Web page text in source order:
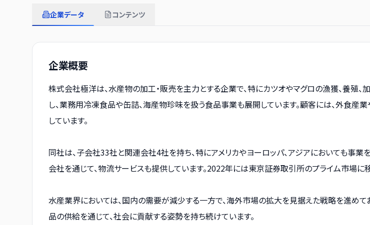
企業データ コンテンツ
企業概要
株式会社極洋は、水産物の加工・販売を主力とする企業で、特にカツオやマグロの漁獲、養殖
し、業務用冷凍食品や缶詰、海産物珍味を扱う食品事業も展開しています。顧客には、外食
しています。
同社は、子会社33社と関連会社4社を持ち、特にアメリカやヨーロッパ、アジアにおいても事
会社を通じて、物流サービスも提供しています。2022年には東京証券取引所のプライム市場に
水産業界においては、国内の需要が減少する一方で、海外市場の拡大を見据えた戦略を進め
品の供給を通じて、社会に貢献する姿勢を持ち続けています。